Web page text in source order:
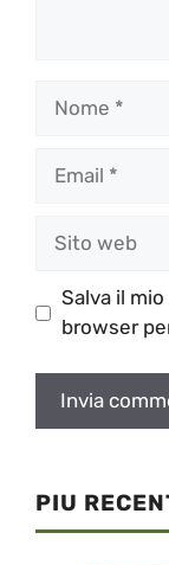
Salva il
browser
PIU